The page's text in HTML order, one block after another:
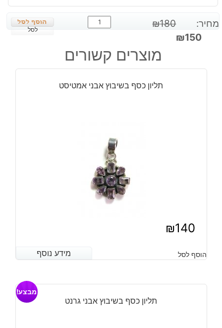
מחיר: ₪180
המחיר
₪150
המחיר
הנוכחי
הוא:
כמות
של
כסף
משובצת
קלציט
לסל
מוצרים קשורים
תליון כסף בשיבוץ אבני אמטיסט
₪140
מידע נוסף הוסף לסל מידע נוסף
תליון כסף בשיבוץ אבני גרנט
מבצע!